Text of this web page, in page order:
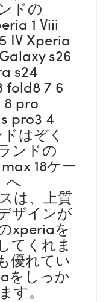
ドの
1 Viii
IV Xperia
s26
s24
fold8 7 6
8 pro
pro3 4
はぞく
ンドの
18ケー
へ
は、上質
ザインが
xperiaを
てくれま
優れてい
をしっか
す。